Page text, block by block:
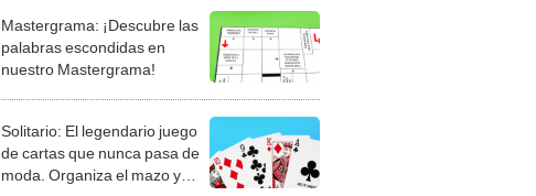
Mastergrama: ¡Descubre las
palabras escondidas en
nuestro Mastergrama!
Solitario: El legendario juego
de cartas que nunca pasa de
moda. Organiza el mazo y